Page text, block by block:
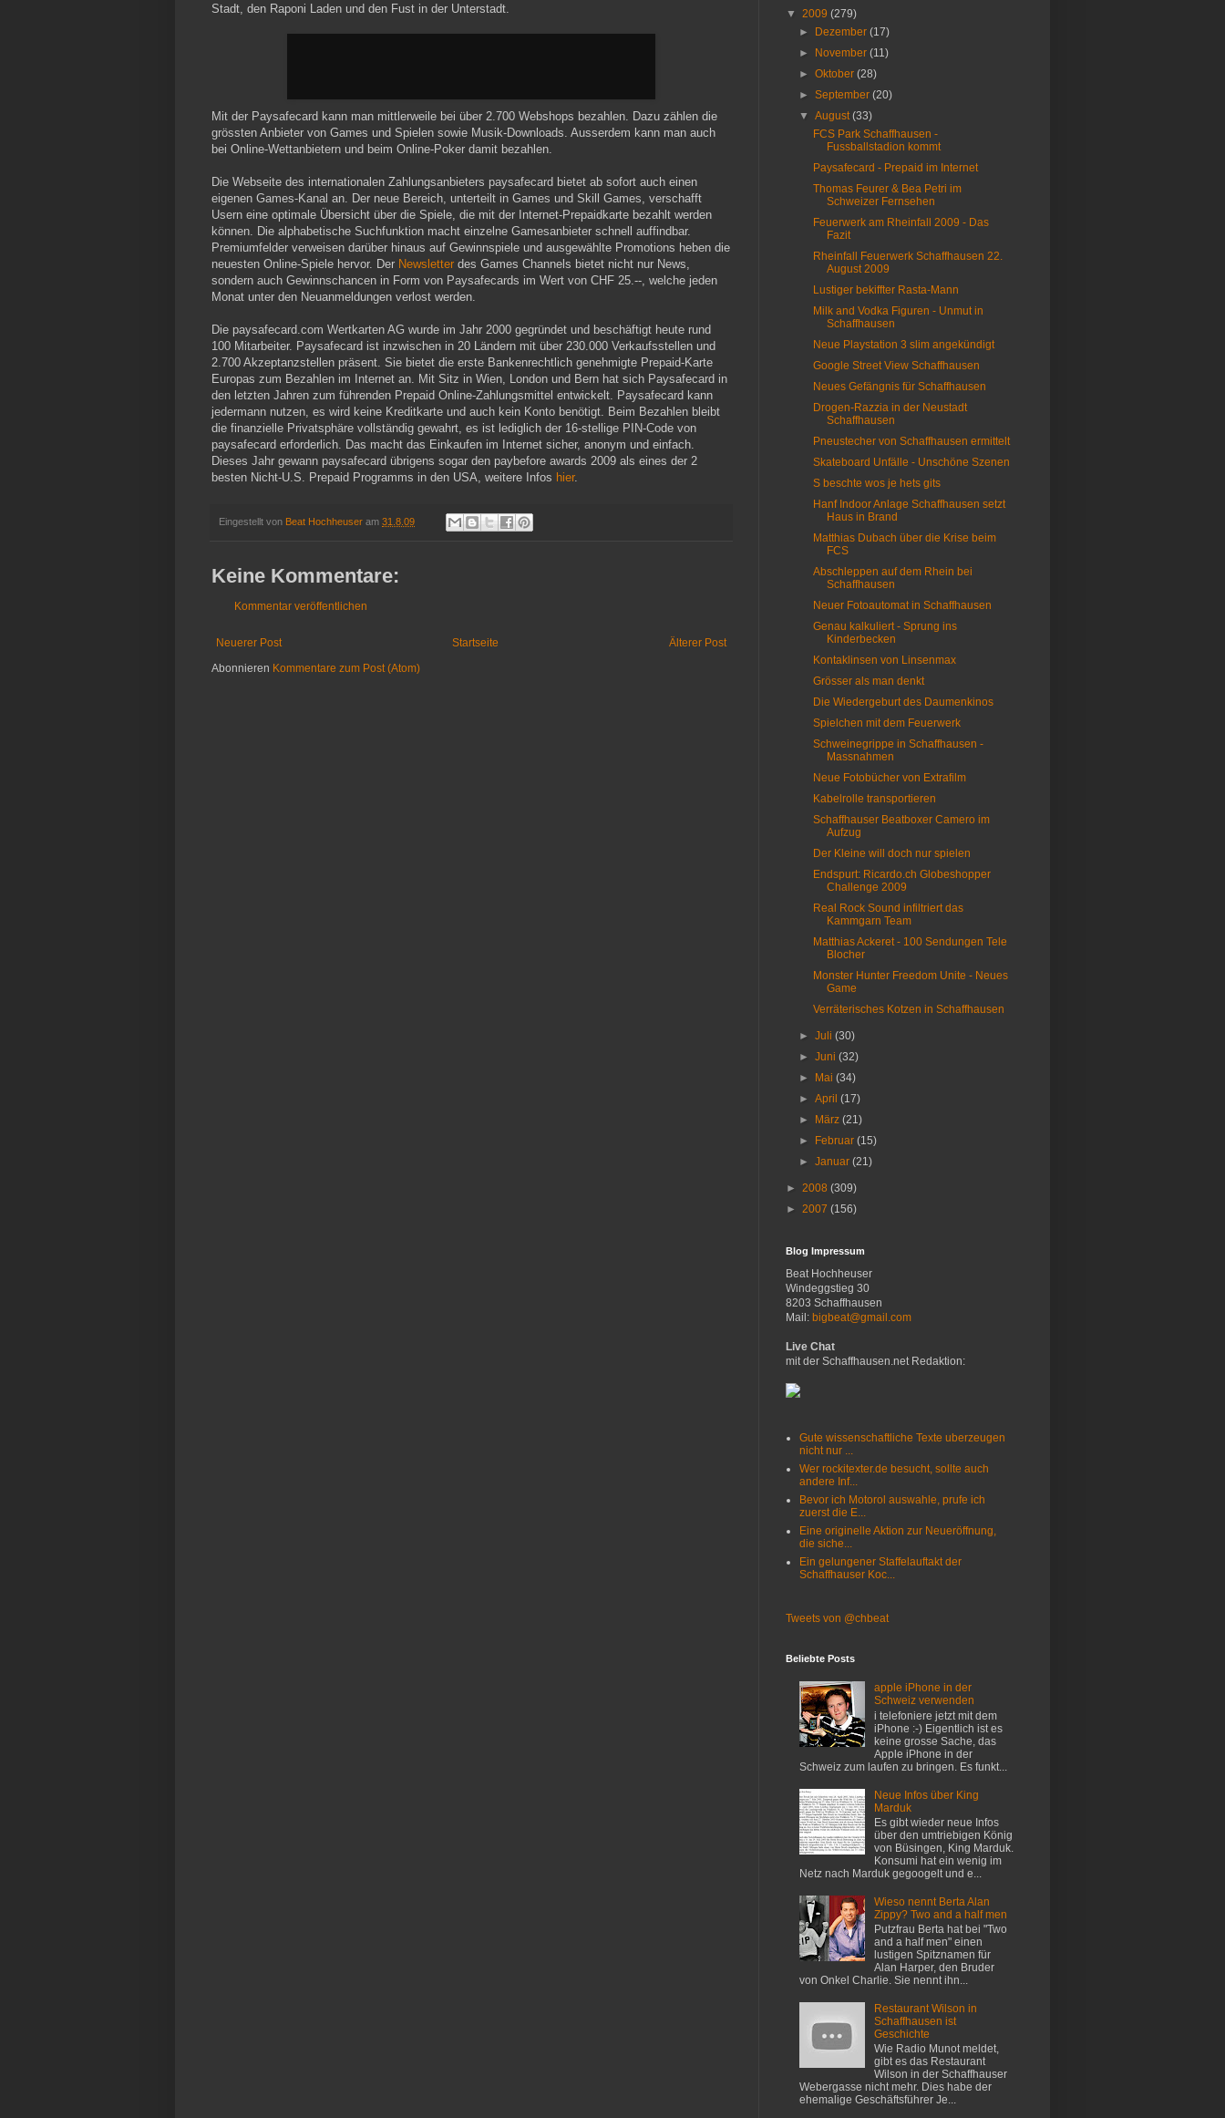
Stadt, den Raponi Laden und den Fust in der Unterstadt.
Mit der Paysafecard kann man mittlerweile bei über 2.700 Webshops bezahlen. Dazu zählen die
grössten Anbieter von Games und Spielen sowie Musik-Downloads. Ausserdem kann man auch
bei Online-Wettanbietern und beim Online-Poker damit bezahlen.
Die Webseite des internationalen Zahlungsanbieters paysafecard bietet ab sofort auch einen
eigenen Games-Kanal an. Der neue Bereich, unterteilt in Games und Skill Games, verschafft
Usern eine optimale Übersicht über die Spiele, die mit der Internet-Prepaidkarte bezahlt werden
können. Die alphabetische Suchfunktion macht einzelne Gamesanbieter schnell auffindbar.
Premiumfelder verweisen darüber hinaus auf Gewinnspiele und ausgewählte Promotions heben die
neuesten Online-Spiele hervor. Der Newsletter des Games Channels bietet nicht nur News,
sondern auch Gewinnschancen in Form von Paysafecards im Wert von CHF 25.--, welche jeden
Monat unter den Neuanmeldungen verlost werden.
Die paysafecard.com Wertkarten AG wurde im Jahr 2000 gegründet und beschäftigt heute rund
100 Mitarbeiter. Paysafecard ist inzwischen in 20 Ländern mit über 230.000 Verkaufsstellen und
2.700 Akzeptanzstellen präsent. Sie bietet die erste Bankenrechtlich genehmigte Prepaid-Karte
Europas zum Bezahlen im Internet an. Mit Sitz in Wien, London und Bern hat sich Paysafecard in
den letzten Jahren zum führenden Prepaid Online-Zahlungsmittel entwickelt. Paysafecard kann
jedermann nutzen, es wird keine Kreditkarte und auch kein Konto benötigt. Beim Bezahlen bleibt
die finanzielle Privatsphäre vollständig gewahrt, es ist lediglich der 16-stellige PIN-Code von
paysafecard erforderlich. Das macht das Einkaufen im Internet sicher, anonym und einfach.
Dieses Jahr gewann paysafecard übrigens sogar den paybefore awards 2009 als eines der 2
besten Nicht-U.S. Prepaid Programms in den USA, weitere Infos hier.
Eingestellt von Beat Hochheuser am 31.8.09
Keine Kommentare:
Kommentar veröffentlichen
Neuerer Post Älterer Post
Startseite
Abonnieren Kommentare zum Post (Atom)
▼ 2009 (279)
►
Dezember(17)
►
November(11)
►Oktober(28)
►September(20)
▼August(33)
FCS Park Schaffhausen -
Fussballstadion kommt
Paysafecard - Prepaid im Internet
Thomas Feurer & Bea Petri im
Schweizer Fernsehen
Feuerwerk am Rheinfall 2009 - Das
Fazit
Rheinfall Feuerwerk Schaffhausen 22.
August 2009
Lustiger bekiffter Rasta-Mann
Milk and Vodka Figuren - Unmut in
Schaffhausen
Neue Playstation 3 slim angekündigt
Google Street View Schaffhausen
Neues Gefängnis für Schaffhausen
Drogen-Razzia in der Neustadt
Schaffhausen
Pneustecher von Schaffhausen ermittelt
Skateboard Unfälle - Unschöne Szenen
S beschte wos je hets gits
Hanf Indoor Anlage Schaffhausen setzt
Haus in Brand
Matthias Dubach über die Krise beim
FCS
Abschleppen auf dem Rhein bei
Schaffhausen
Neuer Fotoautomat in Schaffhausen
Genau kalkuliert - Sprung ins
Kinderbecken
Kontaklinsen von Linsenmax
Grösser als man denkt
Die Wiedergeburt des Daumenkinos
Spielchen mit dem Feuerwerk
Schweinegrippe in Schaffhausen -
Massnahmen
Neue Fotobücher von Extrafilm
Kabelrolle transportieren
Schaffhauser Beatboxer Camero im
Aufzug
Der Kleine will doch nur spielen
Endspurt: Ricardo.ch Globeshopper
Challenge 2009
Real Rock Sound infiltriert das
Kammgarn Team
Matthias Ackeret - 100 Sendungen Tele
Blocher
Monster Hunter Freedom Unite - Neues
Game
Verräterisches Kotzen in Schaffhausen
►Juli(30)
►Juni(32)
►
Mai(34)
►April(17)
►
März(21)
►
Februar(15)
►Januar(21)
► 2008 (309)
► 2007 (156)
Blog Impressum
Beat Hochheuser
Windeggstieg 30
8203 Schaffhausen
Mail: bigbeat@gmail.com
Live Chat
mit der Schaffhausen.net Redaktion:
Gute wissenschaftliche Texte uberzeugen
nicht nur ...
Wer rockitexter.de besucht, sollte auch
andere Inf...
Bevor ich Motorol auswahle, prufe ich
zuerst die E...
Eine originelle Aktion zur Neueröffnung,
die siche...
Ein gelungener Staffelauftakt der
Schaffhauser Koc...
Tweets von @chbeat
Beliebte Posts
apple iPhone in der
Schweiz verwenden
i telefoniere jetzt mit dem
iPhone :-) Eigentlich ist es
keine grosse Sache, das
Apple iPhone in der
Schweiz zum laufen zu bringen. Es funkt...
Neue Infos über King
Marduk
Es gibt wieder neue Infos
über den umtriebigen König
von Büsingen, King Marduk.
Konsumi hat ein wenig im
Netz nach Marduk gegoogelt und e...
Wieso nennt Berta Alan
Zippy? Two and a half men
Putzfrau Berta hat bei "Two
and a half men" einen
lustigen Spitznamen für
Alan Harper, den Bruder
von Onkel Charlie. Sie nennt ihn...
Restaurant Wilson in
Schaffhausen ist
Geschichte
Wie Radio Munot meldet,
gibt es das Restaurant
Wilson in der Schaffhauser
Webergasse nicht mehr. Dies habe der
ehemalige Geschäftsführer Je...